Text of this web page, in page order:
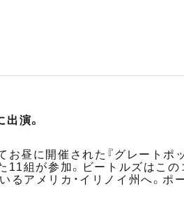
演。
昼に開催された『グレートポ
11組が参加。ビートルズはこ
るアメリカ・イリノイ州へ。ポ